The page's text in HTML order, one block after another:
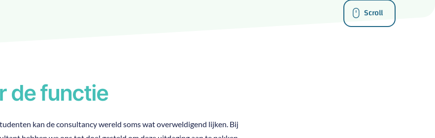
Scroll
de functie
kan de consultancy wereld soms wat overweldigend lijken. Bij